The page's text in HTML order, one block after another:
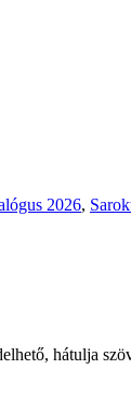
2026,
hátulja